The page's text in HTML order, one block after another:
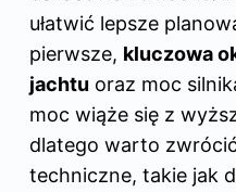
o
k
ułatwić lepsze
pierwsze, kluczowa
jachtu oraz moc
moc wiąże się z
dlatego warto
techniczne, takie jak